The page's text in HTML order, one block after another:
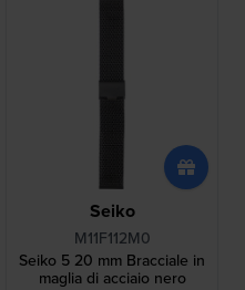
Seiko
M11F112M0
Seiko 5 20 mm Bracciale in
maglia di acciaio nero